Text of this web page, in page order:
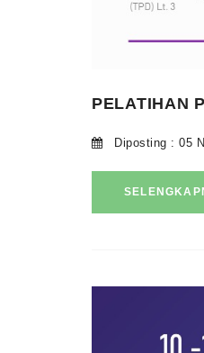
PELATIHAN
Diposting : 05